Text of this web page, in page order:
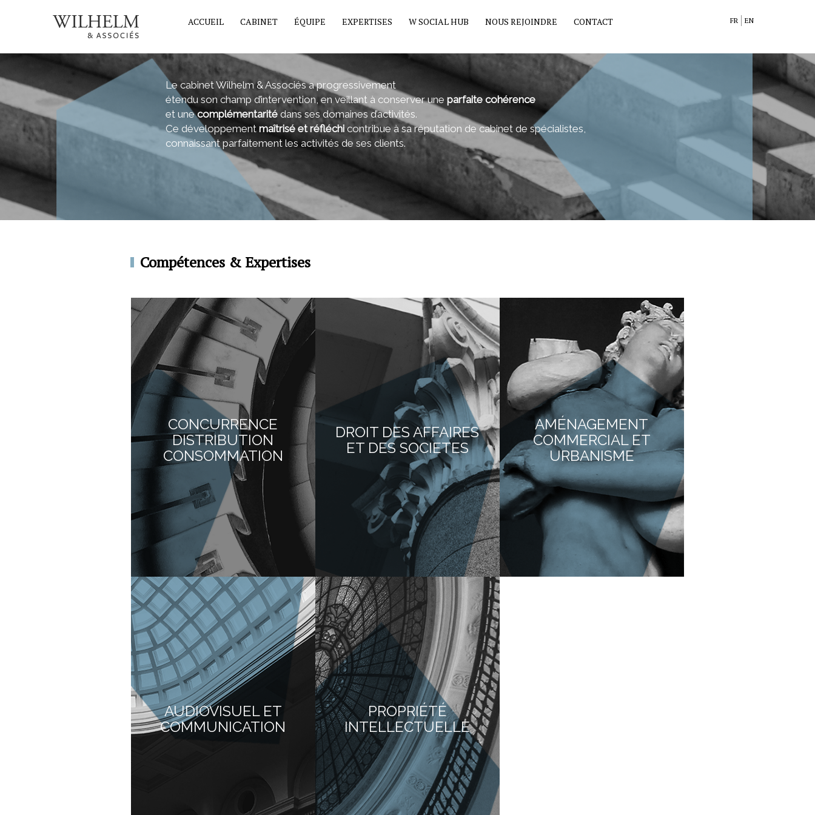
ACCUEIL CABINET ÉQUIPE EXPERTISES W SOCIAL HUB NOUS REJOINDRE CONTACT FR EN
Le cabinet Wilhelm & Associés a progressivement
étendu son champ d’intervention, en veillant à conserver une parfaite cohérence
et unecomplémentarité dans ses domaines d’activités.
Ce développement maîtrisé et réfléchicontribue à sa réputation de cabinet de spécialistes,
connaissant parfaitement les activités de ses clients.
Compétences & Expertises
CONCURRENCE
DISTRIBUTION
CONSOMMATION
DROIT DES AFFAIRES
ET DES SOCIETES
AMÉNAGEMENT
COMMERCIAL ET
URBANISME
AUDIOVISUEL ET
COMMUNICATION
PROPRIÉTÉ
INTELLECTUELLE